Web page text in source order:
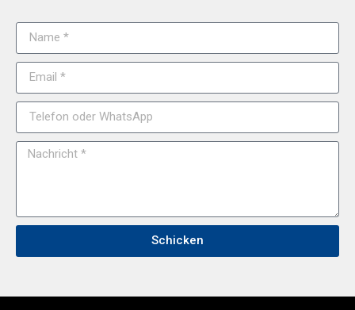
Schicken